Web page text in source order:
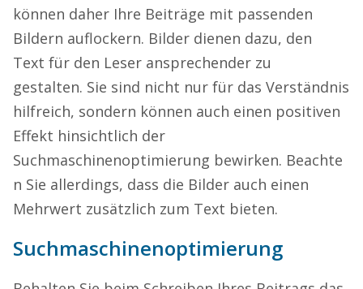
können daher Ihre Beiträge mit passenden
Bildern auflockern. Bilder dienen dazu, den
Text für den Leser ansprechender zu
gestalten. Sie sind nicht nur für das Verständnis
hilfreich, sondern können auch einen positiven
Effekt hinsichtlich der
Suchmaschinenoptimierung bewirken. Beachte
n Sie allerdings, dass die Bilder auch einen
Mehrwert zusätzlich zum Text bieten.
Suchmaschinenoptimierung